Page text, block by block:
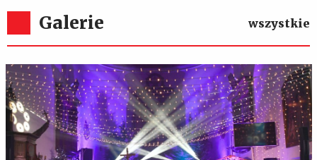
Galerie wszystkie